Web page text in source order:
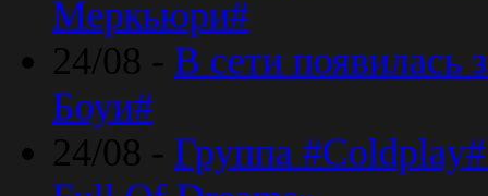
Меркьюри#
24/08 - В сети появилась
Боуи#
24/08 - Группа